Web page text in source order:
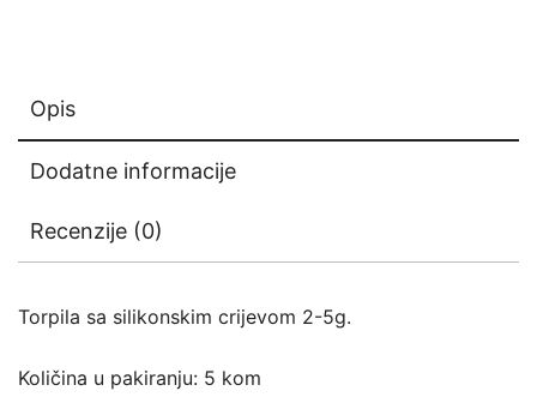
Opis
Dodatne informacije
Recenzije (0)
Torpila sa silikonskim crijevom 2-5g.
Količina u pakiranju: 5 kom